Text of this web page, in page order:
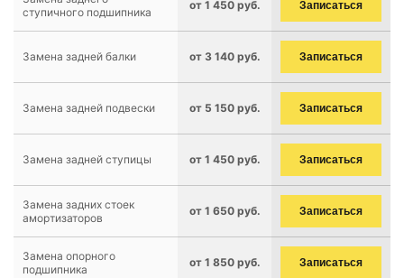
ступичного подшипника
от 1 450 руб. Записаться
Замена задней балки от 3 140 руб. Записаться
Замена задней подвески от 5 150 руб. Записаться
Замена задней ступицы от 1 450 руб. Записаться
Замена задних стоек
амортизаторов
от 1 650 руб. Записаться
Замена опорного
подшипника
от 1 850 руб. Записаться